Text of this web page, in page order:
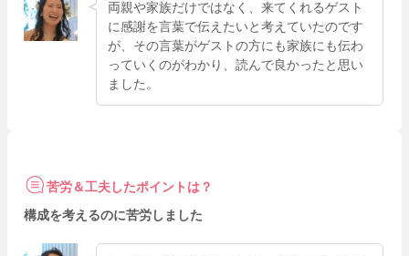
両親や家族だけではなく、来てくれるゲスト
に感謝を言葉で伝えたいと考えていたのです
が、その言葉がゲストの方にも家族にも伝わ
っていくのがわかり、読んで良かったと思い
ました。
苦労＆工夫したポイントは？
構成を考えるのに苦労しました